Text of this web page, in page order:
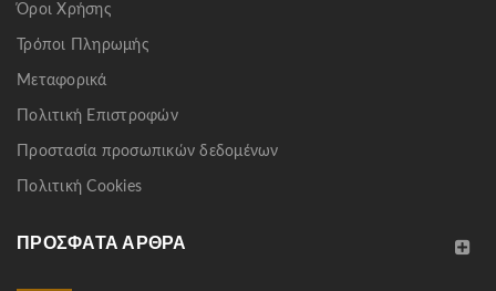
Όροι Χρήσης
Τρόποι Πληρωμής
Μεταφορικά
Πολιτική Επιστροφών
Προστασία προσωπικών δεδομένων
Πολιτική Cookies
ΠΡΌΣΦΑΤΑ ΆΡΘΡΑ